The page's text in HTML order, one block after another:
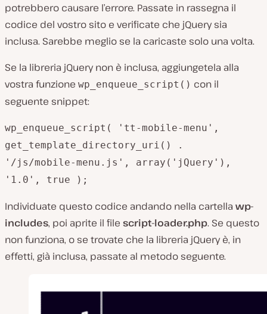
potrebbero causare l’errore. Passate in rassegna il
codice del vostro sito e verificate che jQuery sia
inclusa. Sarebbe meglio se la caricaste solo una volta.
Se la libreria jQuery non è inclusa, aggiungetela alla
vostra funzione wp_enqueue_script() con il
seguente snippet:
wp_enqueue_script( 'tt-mobile-menu',
get_template_directory_uri() .
'/js/mobile-menu.js', array('jQuery'),
'1.0', true );
Individuate questo codice andando nella cartella wp-
includes, poi aprite il file script-loader.php. Se questo
non funziona, o se trovate che la libreria jQuery è, in
effetti, già inclusa, passate al metodo seguente.